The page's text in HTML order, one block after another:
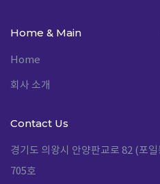
Home & Main
Home
회사 소개
Contact Us
경기도 의왕시 안양판교로 82 (포
705호